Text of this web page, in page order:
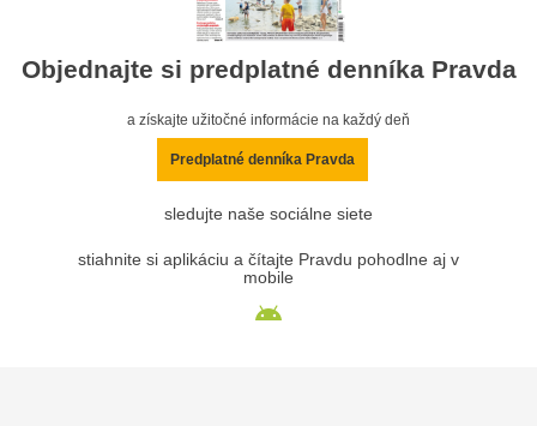
Objednajte si predplatné denníka Pravda
a získajte užitočné informácie na každý deň
Predplatné denníka Pravda
sledujte naše sociálne siete
stiahnite si aplikáciu a čítajte Pravdu pohodlne aj v
mobile